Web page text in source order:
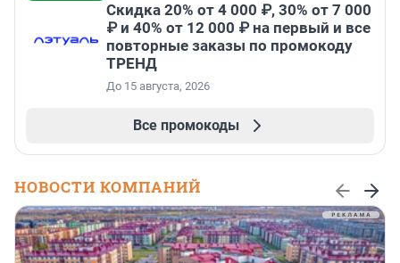
Скидка 20% от 4 000 ₽, 30% от 7 000
₽ и 40% от 12 000 ₽ на первый и все
повторные заказы по промокоду
ТРЕНД
До 15 августа, 2026
Все промокоды
НОВОСТИ КОМПАНИЙ